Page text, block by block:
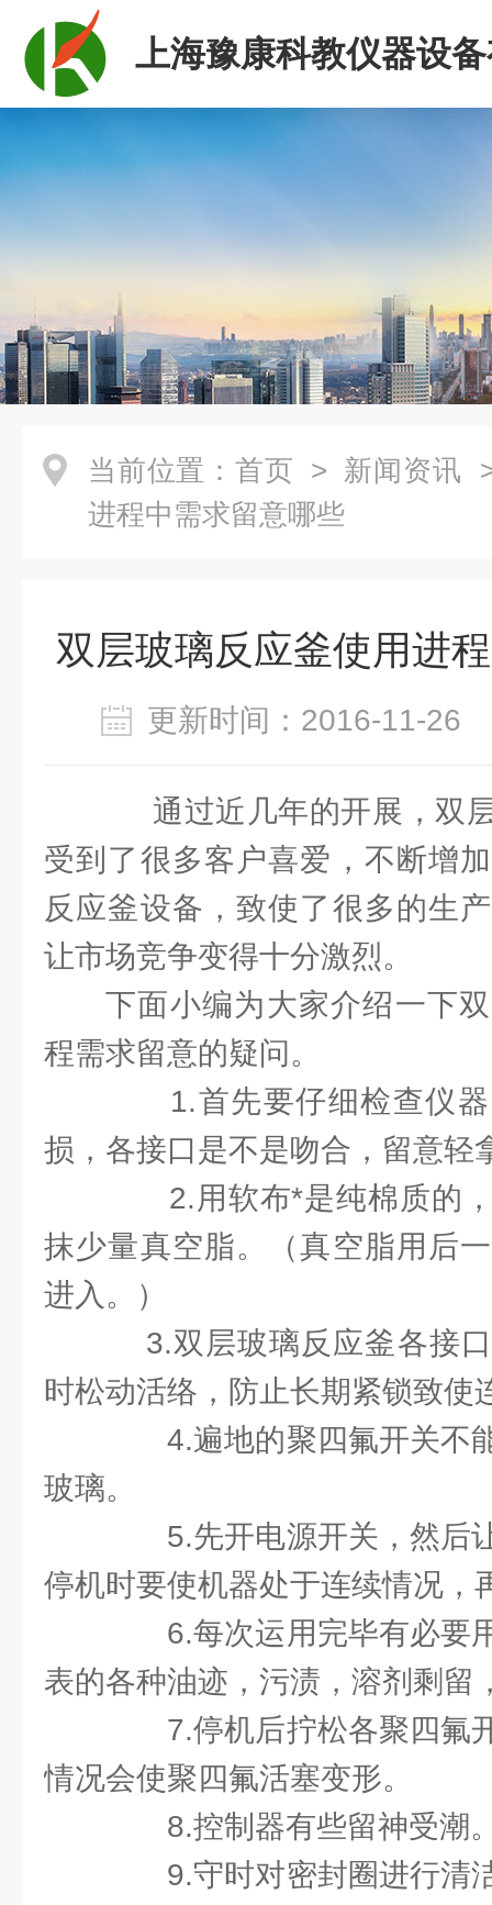
上海豫康科教仪器设
司
当前位置： 首页 > 新闻资讯
进程中需求留意哪些
双层玻璃反应釜使用进
更新时间：2016-11-
通过近几年的开展，双
受到了很多客户喜爱，不断增
反应釜设备，致使了很多的生
让市场竞争变得十分激烈。
下面小编为大家介绍一下
程需求留意的疑问。
1.首先要仔细检查仪器
损，各接口是不是吻合，留意轻
2.用软布*是纯棉质的，
抹少量真空脂。（真空脂用后
进入。）
3.双层玻璃反应釜各接
时松动活络，防止长期紧锁致使
4.遍地的聚四氟开关不
玻璃。
5.先开电源开关，然后
停机时要使机器处于连续情况，
6.每次运用完毕有必要
表的各种油迹，污渍，溶剂剩留
7.停机后拧松各聚四氟
情况会使聚四氟活塞变形。
8.控制器有些留神受潮
9.守时对密封圈进行清